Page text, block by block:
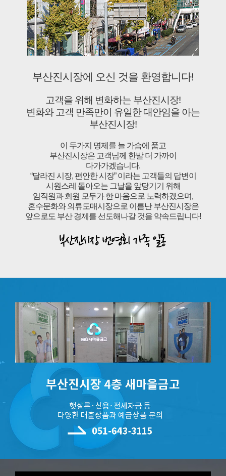
부산진시장에 오신 것을 환영합니다!
고객을 위해 변화하는 부산진시장!
변화와 고객 만족만이 유일한 대안임을 아는
부산진시장!
이 두가지 명제를 늘 가슴에 품고
부산진시장은 고객님께 한발 더 가까이
다가가겠습니다.
“달라진 시장, 편안한 시장” 이라는 고객들의 답변이
시원스레 돌아오는 그날을 앞당기기 위해
임직원과 회원 모두가 한 마음으로 노력하겠으며,
혼수문화와 의류도매시장으로 이름난 부산진시장은
앞으로도 부산 경제를 선도해나갈 것을 약속드립니다!